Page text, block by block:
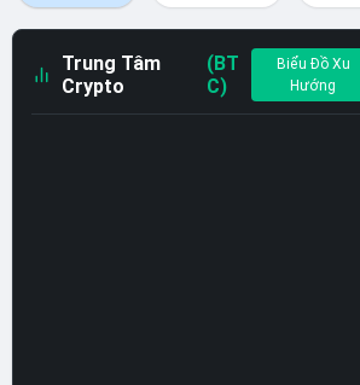
Trung Tâm
Crypto
(BT
C)
Biểu Đồ Xu
Hướng